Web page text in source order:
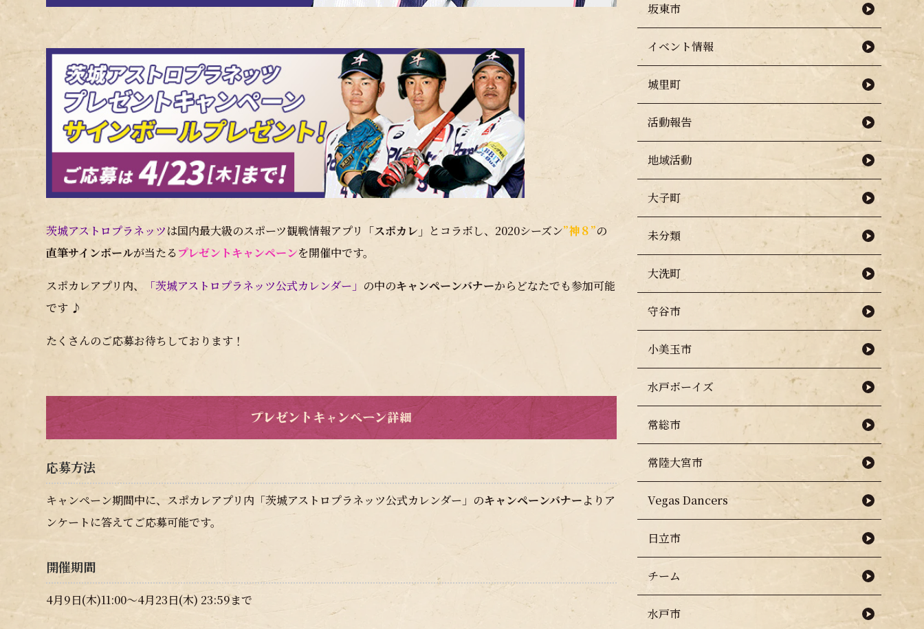
茨城アストロプラネッツは国内最大級のスポーツ観戦情報アプリ 「スポカレ」 とコラボし、2020シーズン”神８”の
直筆サインボールが当たるプレゼントキャンペーンを開催中です。
スポカレアプリ内、 「茨城アストロプラネッツ公式カレンダー」 の中のキャンペーンバナーからどなたでも参加可能
です ♪
たくさんのご応募お待ちしております！
プレゼントキャンペーン詳細
応募方法
キャンペーン期間中に、スポカレアプリ内「茨城アストロプラネッツ公式カレンダー」のキャンペーンバナーよりア
ンケートに答えてご応募可能です。
開催期間
4月9日(木)11:00～4月23日(木) 23:59まで
坂東市
イベント情報
城里町
活動報告
地域活動
大子町
未分類
大洗町
守谷市
小美玉市
水戸ボーイズ
常総市
常陸大宮市
Vegas Dancers
日立市
チーム
水戸市